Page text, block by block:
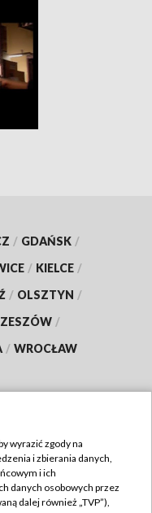
/ GDAŃSK /
/ KIELCE /
/ OLSZTYN /
/
/ WROCŁAW
wyrazić zgody na
i zbierania danych,
i ich
danych osobowych przez
dalej również „TVP”),